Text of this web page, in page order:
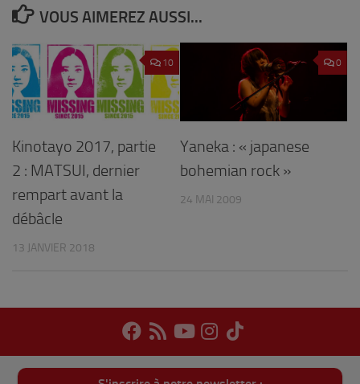
VOUS AIMEREZ AUSSI...
10
Kinotayo 2017, partie
2 : MATSUI, dernier
rempart avant la
débâcle
13 JANVIER 2018
0
Yaneka : « japanese
bohemian rock »
24 MAI 2009